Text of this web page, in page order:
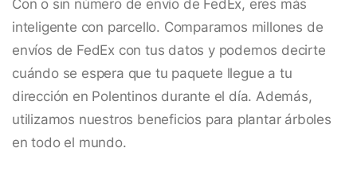
Con o sin número de envío de FedEx, eres más
inteligente con parcello. Comparamos millones de
envíos de FedEx con tus datos y podemos decirte
cuándo se espera que tu paquete llegue a tu
dirección en Polentinos durante el día. Además,
utilizamos nuestros beneficios para plantar árboles
en todo el mundo.